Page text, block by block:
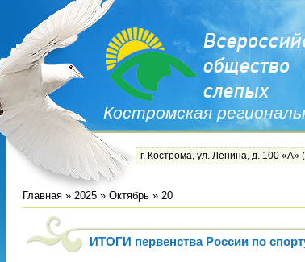
Костромская
г. Кострома, ул. Ленина, д. 100 «А» (
Главная » 2025 » Октябрь » 20
ИТОГИ первенства России по